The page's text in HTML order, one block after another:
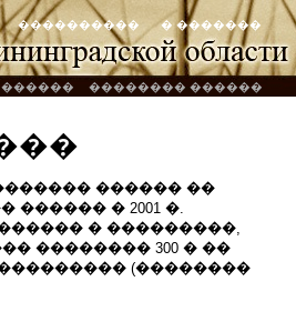
���������� � �������
�������� ������
������ ��
� 2001 �.
� ���������,
�������� 300 � ��
(��������